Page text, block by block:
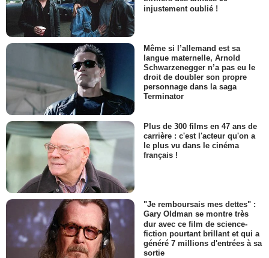
injustement oublié !
Même si l’allemand est sa
langue maternelle, Arnold
Schwarzenegger n’a pas eu le
droit de doubler son propre
personnage dans la saga
Terminator
Plus de 300 films en 47 ans de
carrière : c'est l'acteur qu'on a
le plus vu dans le cinéma
français !
"Je remboursais mes dettes" :
Gary Oldman se montre très
dur avec ce film de science-
fiction pourtant brillant et qui a
généré 7 millions d'entrées à sa
sortie